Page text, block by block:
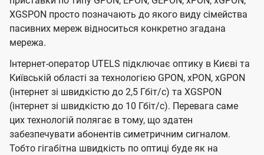
XGSPON просто позначають до якого виду сімейства
пасивних мереж відноситься конкретно згадана
мережа.
Інтернет-оператор UTELS підключає оптику в Києві та
Київській області за технологією GPON, xPON, xGPON
(інтернет зі швидкістю до 2,5 Гбіт/с) та XGSPON
(інтернет зі швидкістю до 10 Гбіт/с). Перевага саме
цих технологій полягає в тому, що здатен
забезпечувати абонентів симетричним сигналом.
Тобто гігабітна швидкість по оптиці буде як на